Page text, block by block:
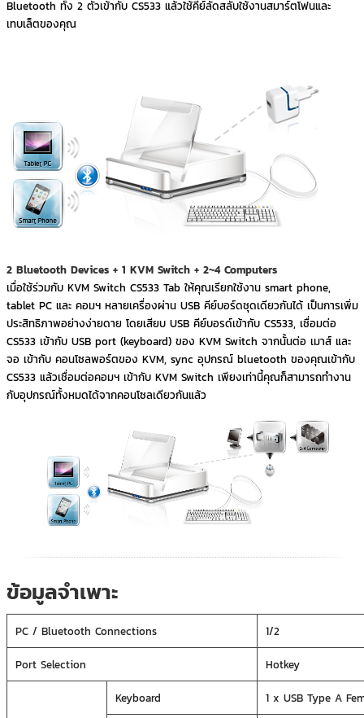
Bluetooth ทั้ง 2 ตัวเข้ากับ CS533 แล้วใช้คีย์ลัดสลับใช้งานสมาร์ตโฟนและ
เทบเล็ตของคุณ
2 Bluetooth Devices + 1 KVM Switch + 2~4 Computers
เมื่อใช้ร่วมกับ KVM Switch CS533 Tab ให้คุณเรียกใช้งาน smart phone,
tablet PC และ คอมฯ หลายเครื่องผ่าน USB คีย์บอร์ดชุดเดียวกันได้ เป็นการเพิ่ม
ประสิทธิภาพอย่างง่ายดาย โดยเสียบ USB คีย์บอรด์เข้ากับ CS533, เชื่อมต่อ
CS533 เข้ากับ USB port (keyboard) ของ KVM Switch จากนั้นต่อ เมาส์ และ
จอ เข้ากับ คอนโซลพอร์ตของ KVM, sync อุปกรณ์ bluetooth ของคุณเข้ากับ
CS533 แล้วเชื่อมต่อคอมฯ เข้ากับ KVM Switch เพียงเท่านี้คุณก็สามารถทำงาน
กับอุปกรณ์ทั้งหมดได้จากคอนโซลเดียวกันแล้ว
ข้อมูลจำเพาะ
PC / Bluetooth Connections 1/2
Port Selection Hotkey
Keyboard 1 x USB Type A